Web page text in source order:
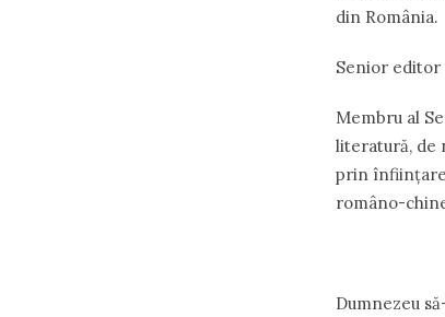
din România.
Senior editor
Membru al
literatură, de
prin
româno-
Dumnezeu